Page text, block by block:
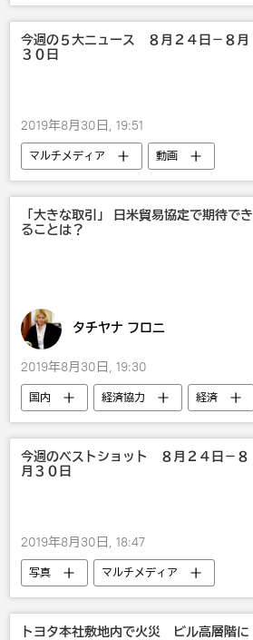
国内
自衛隊
今週の５大ニュース ８月２４日－８月
３０日
2019年8月30日, 19:51
マルチメディア
動画
エフゲニア・メドベージェワ
番付・ランキング
G7
「大きな取引」 日米貿易協定で期待でき
ることは？
タチヤナ フロニ
2019年8月30日, 19:30
国内 経済協力 経済
今週のベストショット ８月２４日－８
月３０日
2019年8月30日, 18:47
写真 マルチメディア
トヨタ本社敷地内で火災 ビル高層階に